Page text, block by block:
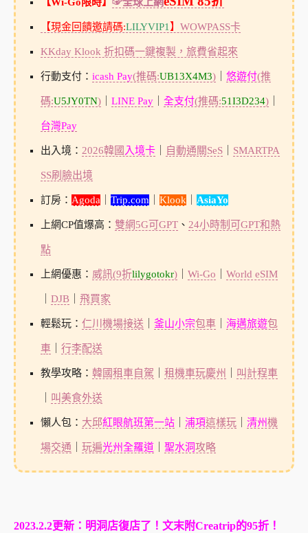
【Wi-Go限時】 ☞全球上網
【現金回饋邀請碼:LILYVIP1】 WOWPASS卡
KKday Klook 折扣碼一鍵複製，旅費省起來
行動支付： icash Pay(推碼:UB13X4M3)｜ 悠遊付(推
碼:U5JY0TN)｜ LINE Pay｜ 全支付(推碼:51I3D234)｜
台灣Pay
出入境： 2026韓國 入境卡｜ 自動通關SeS｜ SMARTPA
SS刷臉出境
訂房： Agoda｜ Trip.com｜ Klook｜ AsiaYo
上網CP值爆高： 雙網5G可GPT、 24小時制可GPT和熱
點
上網優惠： 威訊(9折lilygotokr)｜ Wi-Go World eSIM
DJB｜ 飛買家
輕鬆玩： 仁川機場接送 釜山小宗包車｜ 海邁旅遊包
車｜ 行李配送
教學攻略： 韓國租車自駕 租機車玩慶州 叫計程車
叫美食外送
懶人包： 大邱紅眼航班第一站｜ 浦項這樣玩｜ 清州機
場交通 玩遍光州全羅道｜ 聖水洞攻略
2023.2.2更新：明洞店復店了！文末附Creatrip的95折！